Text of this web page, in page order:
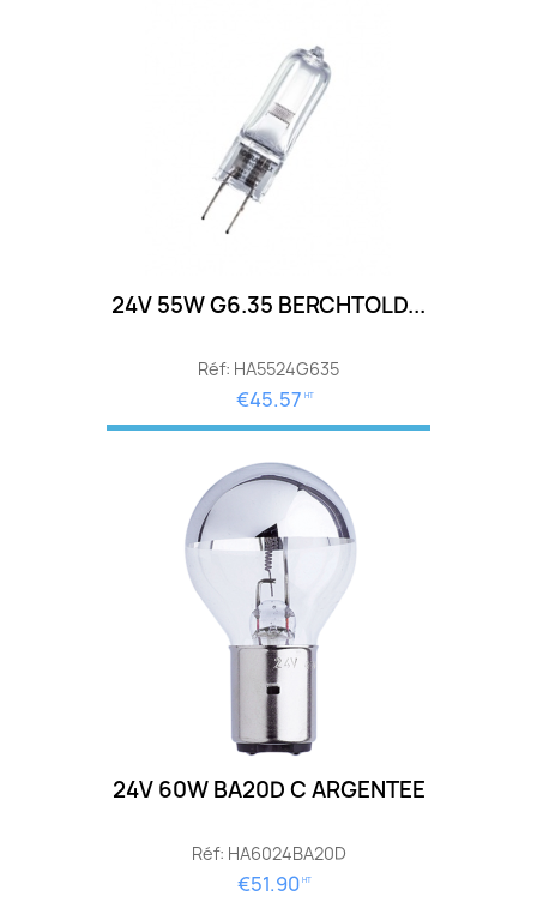
24V 55W G6.35 BERCHTOLD...
Réf: HA5524G635
€45.57 HT
24V 60W BA20D C ARGENTEE
Réf: HA6024BA20D
€51.90 HT